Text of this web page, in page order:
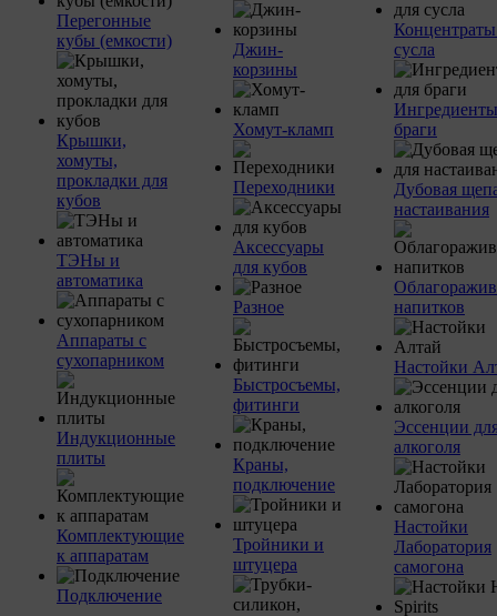
Перегонные
кубы (емкости)
Крышки,
хомуты,
прокладки для
кубов
ТЭНы и
автоматика
Аппараты с
сухопарником
Индукционные
плиты
Комплектующие
к аппаратам
Подключение
Джин-
корзины
Хомут-кламп
Переходники
Аксессуары
для кубов
Разное
Быстросъемы,
фитинги
Краны,
подключение
Тройники и
штуцера
сусла
браги
Дубовая
настаивания
напитков
Настойки
Эссенции
алкоголя
Настойки
Лаборатория
самогона